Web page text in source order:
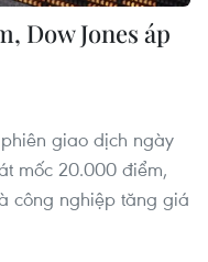
Dow Jones áp
giao dịch ngày
mốc 20.000 điểm,
công nghiệp tăng giá